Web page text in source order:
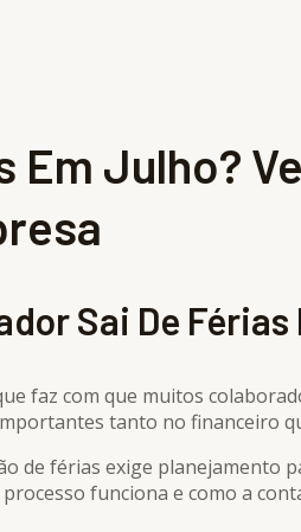
Julho?
Sai De
faz com que muitos
tanto no financeiro
de férias exige planejamento
funciona e como a